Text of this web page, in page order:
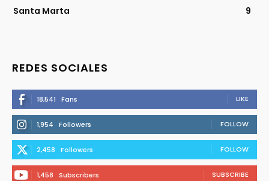
Santa Marta
9
REDES SOCIALES
18,541 Fans LIKE
1,954 Followers FOLLOW
2,458 Followers FOLLOW
1,458 Subscribers SUBSCRIBE